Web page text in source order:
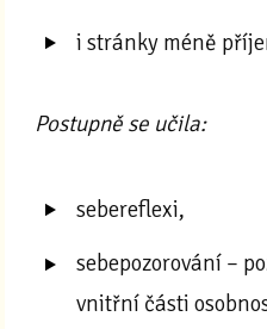
i stránky méně
Postupně se učila:
sebereflexi,
sebepozorování –
vnitřní části